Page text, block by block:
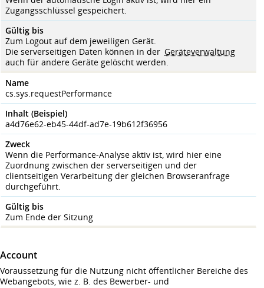
Zugangsschlüssel gespeichert.
Gültig bis
Zum Logout auf dem jeweiligen Gerät.
Die serverseitigen Daten können in der Geräteverwaltung
auch für andere Geräte gelöscht werden.
Name
cs.sys.requestPerformance
Inhalt (Beispiel)
a4d76e62-eb45-44df-ad7e-19b612f36956
Zweck
Wenn die Performance-Analyse aktiv ist, wird hier eine
Zuordnung zwischen der serverseitigen und der
clientseitigen Verarbeitung der gleichen Browseranfrage
durchgeführt.
Gültig bis
Zum Ende der Sitzung
Account
Voraussetzung für die Nutzung nicht öffentlicher Bereiche des
Webangebots, wie z. B. des Bewerber- und